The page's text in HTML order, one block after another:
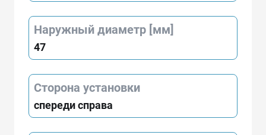
Наружный диаметр [мм]
47
Сторона установки
спереди справа